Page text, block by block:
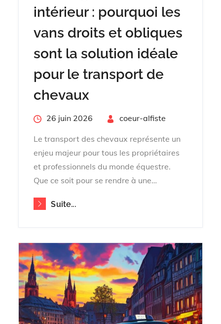
intérieur : pourquoi les
vans droits et obliques
sont la solution idéale
pour le transport de
chevaux
Posted26 juin 2026 coeur-alfiste
Le transport des chevaux représente un
enjeu majeur pour tous les propriétaires
et professionnels du monde équestre.
Que ce soit pour se rendre à une…
Suite...